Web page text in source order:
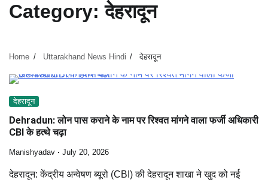
Category:देहरादून
Home Uttarakhand News Hindi देहरादून
देहरादून
Dehradun: लोन पास कराने के नाम पर रिश्वत मांगने वाला फर्जी अधिकारी
CBI के हत्थे चढ़ा
Manishyadav July 20, 2026
देहरादून: केंद्रीय अन्वेषण ब्यूरो (CBI) की देहरादून शाखा ने खुद को नई